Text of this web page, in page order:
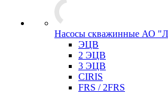
Насосы скважинные АО
ЭЦВ
2 ЭЦВ
3 ЭЦВ
CIRIS
FRS / 2FRS